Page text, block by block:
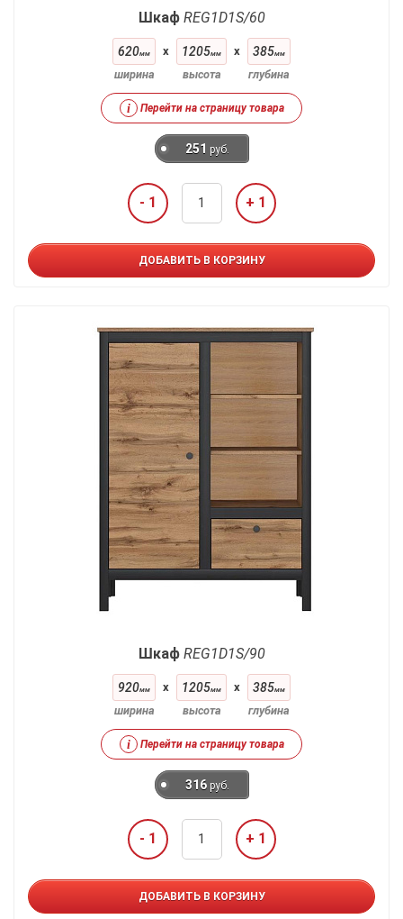
Шкаф REG1D1S/60
620мм
ширина
x 1205мм
высота
x 385мм
глубина
i Перейти на страницу товара
251 руб.
- 1 + 1
ДОБАВИТЬ В КОРЗИНУ
Шкаф REG1D1S/90
920мм
ширина
x 1205мм
высота
x 385мм
глубина
i Перейти на страницу товара
316 руб.
- 1 + 1
ДОБАВИТЬ В КОРЗИНУ